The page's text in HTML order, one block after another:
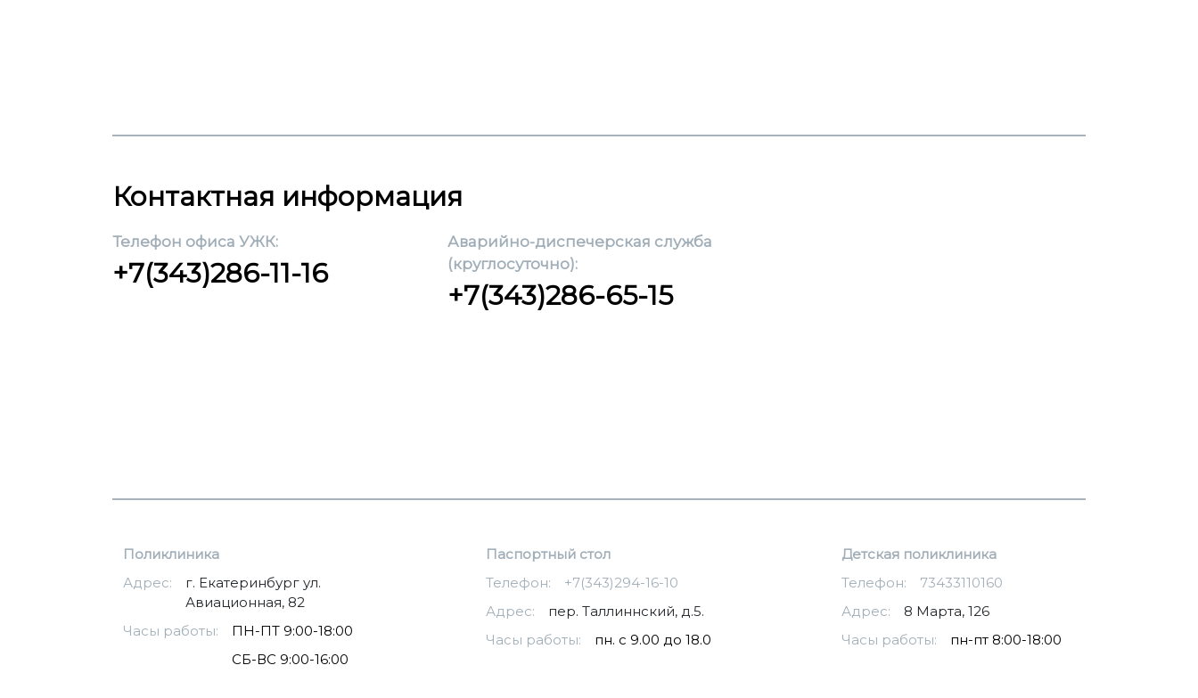
Контактная информация
Телефон офиса УЖК:
+7(343)286-11-16
Аварийно-диспечерская служба
(круглосуточно):
+7(343)286-65-15
Поликлиника
Адрес:
г. Екатеринбург ул.
Авиационная, 82
Часы работы:
ПН-ПТ 9:00-18:00
СБ-ВС 9:00-16:00
Паспортный стол
Телефон:
+7(343)294-16-10
Адрес:
пер. Таллиннский, д.5.
Часы работы:
пн. с 9.00 до 18.0
Детская поликлиника
Телефон:
73433110160
Адрес:
8 Марта, 126
Часы работы:
пн-пт 8:00-18:00